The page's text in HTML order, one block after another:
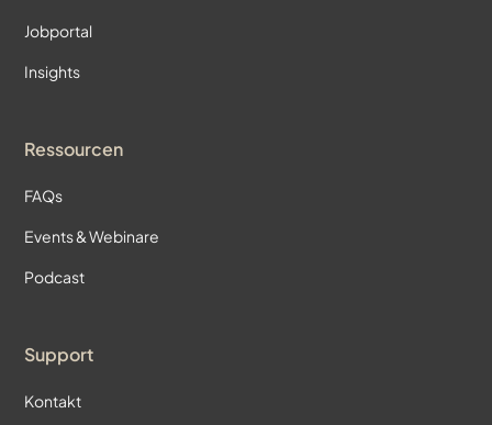
Jobportal
Insights
Ressourcen
FAQs
Events & Webinare
Podcast
Support
Kontakt